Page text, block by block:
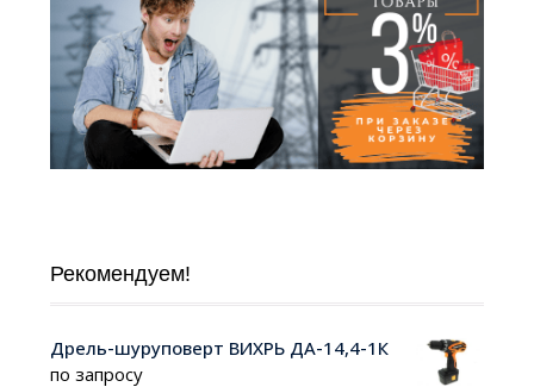
Рекомендуем!
Дрель-шуруповерт ВИХРЬ ДА-14,4-1К
по запросу